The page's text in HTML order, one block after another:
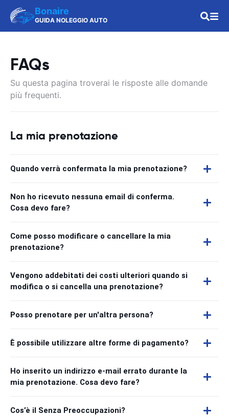
Bonaire
GUIDA NOLEGGIO AUTO
FAQs
Su questa pagina troverai le risposte alle domande
più frequenti.
La mia prenotazione
Quando verrà confermata la mia prenotazione?
Non ho ricevuto nessuna email di conferma.
Cosa devo fare?
Come posso modificare o cancellare la mia
prenotazione?
Vengono addebitati dei costi ulteriori quando si
modifica o si cancella una prenotazione?
Posso prenotare per un'altra persona?
È possibile utilizzare altre forme di pagamento?
Ho inserito un indirizzo e-mail errato durante la
mia prenotazione. Cosa devo fare?
Cos’è il Senza Preoccupazioni?